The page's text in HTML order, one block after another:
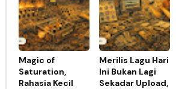
Magic of
Saturation,
Rahasia Kecil
Merilis Lagu Hari
Ini Bukan Lagi
Sekadar Upload,